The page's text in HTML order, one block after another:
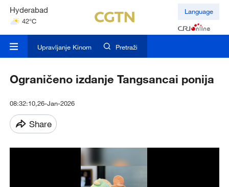
Hyderabad
42°C
Mumbai
Language
Upravljanje Kinom Pretraži
Ograničeno izdanje Tangsancai ponija
08:32:10,26-Jan-2026
Share